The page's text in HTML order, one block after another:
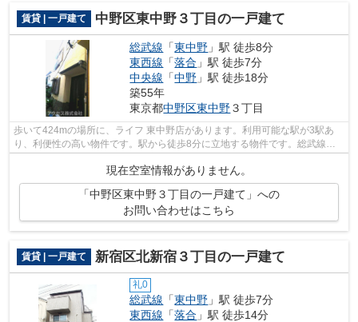
賃貸 | 一戸建て 中野区東中野３丁目の一戸建て
総武線 「東中野 」駅 徒歩8分
東西線 「落合 」駅 徒歩7分
中央線 「中野 」駅 徒歩18分
築55年
東京都中野区東中野３丁目
歩いて424mの場所に、ライフ 東中野店があります。利用可能な駅が3駅あ
り、利便性の高い物件です。駅から徒歩8分に立地する物件です。総武線東
中野近くに戸建てを構えるご予定なら、in...
現在空室情報がありません。
「中野区東中野３丁目の一戸建て」への
お問い合わせはこちら
賃貸 | 一戸建て 新宿区北新宿３丁目の一戸建て
礼0
総武線 「東中野 」駅 徒歩7分
東西線 「落合 」駅 徒歩14分